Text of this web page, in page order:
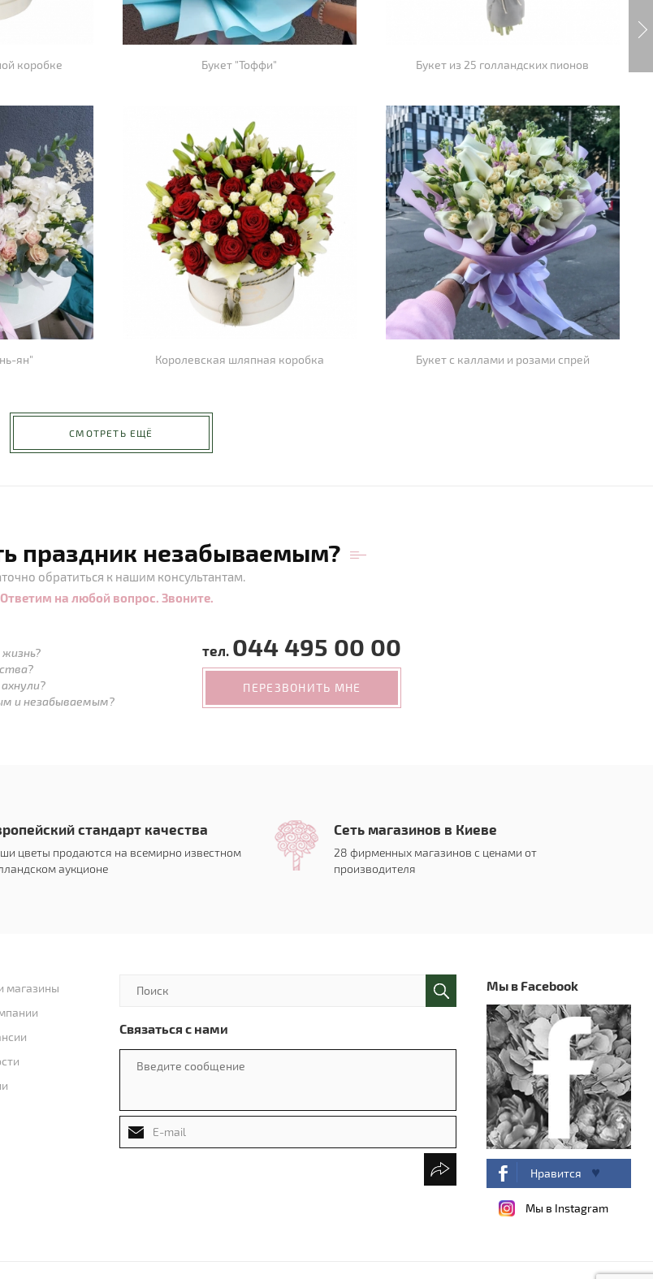
коробке Букет "Тоффи" Букет из 25 голландских пионов
ян" Королевская шляпная коробка Букет с каллами и розами спрей
СМОТРЕТЬ ЕЩЁ
праздник незабываемым?
обратиться к нашим консультантам.
Ответим на любой вопрос. Звоните.
и незабываемым?
тел. 044 495 00 00
ПЕРЕЗВОНИТЬ МНЕ
стандарт качества
цветы продаются на всемирно известном
аукционе
Сеть магазинов в Киеве
28 фирменных магазинов с ценами от
производителя
магазины
Связаться с нами
Мы в Facebook
Нравится
Мы в Instagram